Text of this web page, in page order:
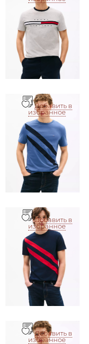
Добавить в
избранное
Добавить в
избранное
Добавить в
избранное